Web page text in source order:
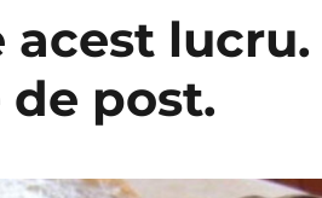
lucru.
de post.